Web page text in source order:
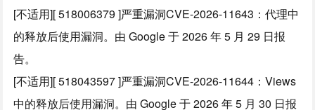
[不适用][ 518006379 ]严重漏洞CVE-2026-11643：代理中
的释放后使用漏洞。由 Google 于 2026 年 5 月 29 日报
告。
[不适用][ 518043597 ]严重漏洞CVE-2026-11644：Views
中的释放后使用漏洞。由 Google 于 2026 年 5 月 30 日报